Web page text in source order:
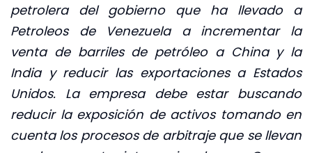
petrolera del gobierno que ha llevado a
Petroleos de Venezuela a incrementar la
venta de barriles de petróleo a China y la
India y reducir las exportaciones a Estados
Unidos. La empresa debe estar buscando
reducir la exposición de activos tomando en
cuenta los procesos de arbitraje que se llevan